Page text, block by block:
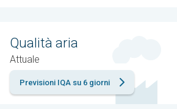
Qualità aria
Attuale
Previsioni IQA su 6 giorni